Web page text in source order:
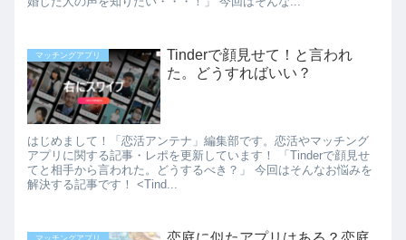
マッチングアプリ
Tinderで顔見せて！と言われ
た。どうすればいい？
はじめまして！「恋活アンテナ」編集部です。恋活やマッチング
アプリに関する記事・レポを更新しています！ 「Tinderで顔見せ
てと相手から言われた。どうするべき？」 今回はそんなお悩みを
解決する記事です！ <Tind...
マッチングアプリ